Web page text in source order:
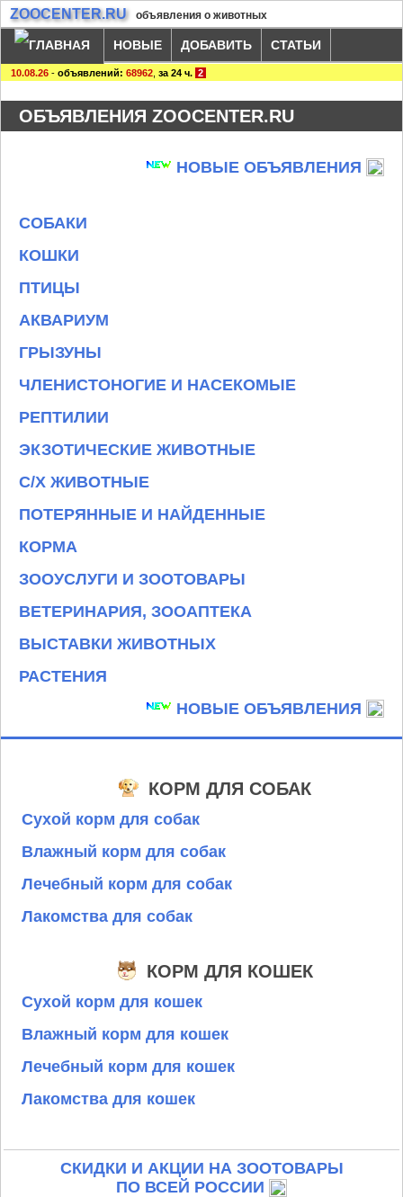
ZOOCENTER.RU объявления о животных
НОВЫЕ ДОБАВИТЬ СТАТЬИ
10.08.26 - объявлений: 68962 за 24 ч. 2
ОБЪЯВЛЕНИЯ ZOOCENTER.RU
НОВЫЕ ОБЪЯВЛЕНИЯ
СОБАКИ
КОШКИ
ПТИЦЫ
АКВАРИУМ
ГРЫЗУНЫ
ЧЛЕНИСТОНОГИЕ И НАСЕКОМЫЕ
РЕПТИЛИИ
ЭКЗОТИЧЕСКИЕ ЖИВОТНЫЕ
С/Х ЖИВОТНЫЕ
ПОТЕРЯННЫЕ И НАЙДЕННЫЕ
КОРМА
ЗООУСЛУГИ И ЗООТОВАРЫ
ВЕТЕРИНАРИЯ, ЗООАПТЕКА
ВЫСТАВКИ ЖИВОТНЫХ
РАСТЕНИЯ
НОВЫЕ ОБЪЯВЛЕНИЯ
КОРМ ДЛЯ СОБАК
Сухой корм для собак
Влажный корм для собак
Лечебный корм для собак
Лакомства для собак
КОРМ ДЛЯ КОШЕК
Сухой корм для кошек
Влажный корм для кошек
Лечебный корм для кошек
Лакомства для кошек
СКИДКИ И АКЦИИ НА ЗООТОВАРЫ
ПО ВСЕЙ РОССИИ